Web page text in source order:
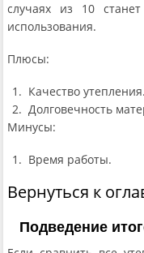
случаях из 10
использования.
Плюсы:
Качество утепления.
Долговечность
Минусы:
Время работы.
Вернуться к
Подведение